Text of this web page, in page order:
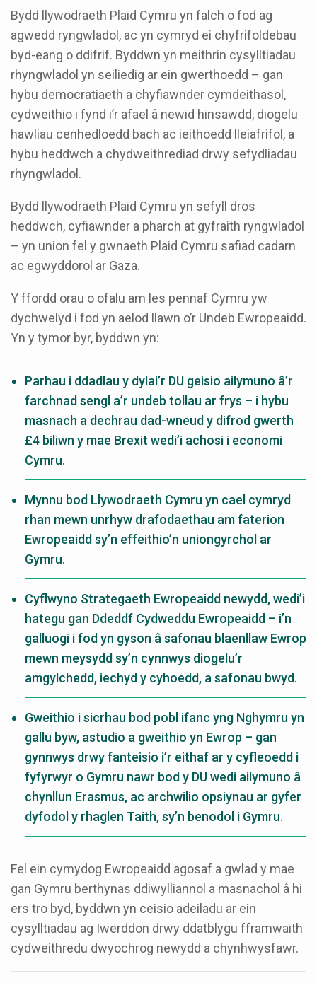
Bydd llywodraeth Plaid Cymru yn falch o fod ag
agwedd ryngwladol, ac yn cymryd ei chyfrifoldebau
byd-eang o ddifrif. Byddwn yn meithrin cysylltiadau
rhyngwladol yn seiliedig ar ein gwerthoedd – gan
hybu democratiaeth a chyfiawnder cymdeithasol,
cydweithio i fynd i’r afael â newid hinsawdd, diogelu
hawliau cenhedloedd bach ac ieithoedd lleiafrifol, a
hybu heddwch a chydweithrediad drwy sefydliadau
rhyngwladol.
Bydd llywodraeth Plaid Cymru yn sefyll dros
heddwch, cyfiawnder a pharch at gyfraith ryngwladol
– yn union fel y gwnaeth Plaid Cymru safiad cadarn
ac egwyddorol ar Gaza.
Y ffordd orau o ofalu am les pennaf Cymru yw
dychwelyd i fod yn aelod llawn o’r Undeb Ewropeaidd.
Yn y tymor byr, byddwn yn:
Parhau i ddadlau y dylai’r DU geisio ailymuno â’r
farchnad sengl a’r undeb tollau ar frys – i hybu
masnach a dechrau dad-wneud y difrod gwerth
£4 biliwn y mae Brexit wedi’i achosi i economi
Cymru.
Mynnu bod Llywodraeth Cymru yn cael cymryd
rhan mewn unrhyw drafodaethau am faterion
Ewropeaidd sy’n effeithio’n uniongyrchol ar
Gymru.
Cyflwyno Strategaeth Ewropeaidd newydd, wedi’i
hategu gan Ddeddf Cydweddu Ewropeaidd – i’n
galluogi i fod yn gyson â safonau blaenllaw Ewrop
mewn meysydd sy’n cynnwys diogelu’r
amgylchedd, iechyd y cyhoedd, a safonau bwyd.
Gweithio i sicrhau bod pobl ifanc yng Nghymru yn
gallu byw, astudio a gweithio yn Ewrop – gan
gynnwys drwy fanteisio i’r eithaf ar y cyfleoedd i
fyfyrwyr o Gymru nawr bod y DU wedi ailymuno â
chynllun Erasmus, ac archwilio opsiynau ar gyfer
dyfodol y rhaglen Taith, sy’n benodol i Gymru.
Fel ein cymydog Ewropeaidd agosaf a gwlad y mae
gan Gymru berthynas ddiwylliannol a masnachol â hi
ers tro byd, byddwn yn ceisio adeiladu ar ein
cysylltiadau ag Iwerddon drwy ddatblygu fframwaith
cydweithredu dwyochrog newydd a chynhwysfawr.